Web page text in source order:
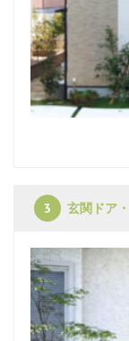
玄関ドア